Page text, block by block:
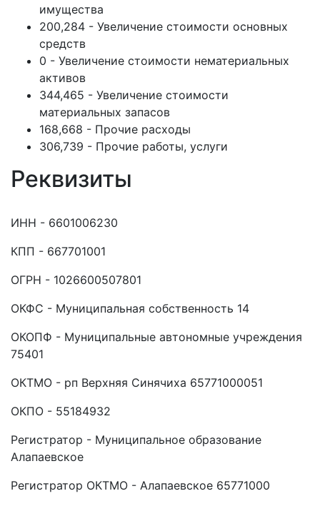
имущества
200,284 - Увеличение стоимости основных
средств
0 - Увеличение стоимости нематериальных
активов
344,465 - Увеличение стоимости
материальных запасов
168,668 - Прочие расходы
306,739 - Прочие работы, услуги
Реквизиты
ИНН - 6601006230
КПП - 667701001
ОГРН - 1026600507801
ОКФС - Муниципальная собственность 14
ОКОПФ - Муниципальные автономные учреждения
75401
ОКТМО - рп Верхняя Синячиха 65771000051
ОКПО - 55184932
Регистратор - Муниципальное образование
Алапаевское
Регистратор ОКТМО - Алапаевское 65771000